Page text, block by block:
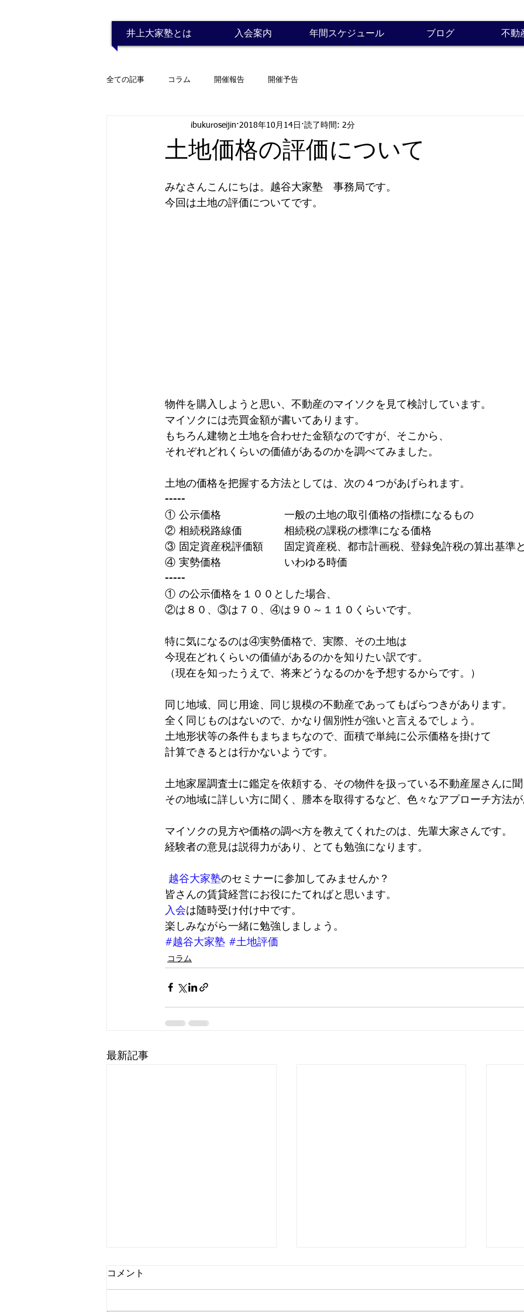
井上大家塾とは 入会案内 年間スケジュール ブログ 不動
全ての記事 コラム 開催報告 開催予告
土地価格の評価について
ibukuroseijin 2018年10月14日 読了時間: 2分
みなさんこんにちは。越谷大家塾　事務局です。
今回は土地の評価についてです。
物件を購入しようと思い、不動産のマイソクを見て検討しています。
マイソクには売買金額が書いてあります。
もちろん建物と土地を合わせた金額なのですが、そこから、
それぞれどれくらいの価値があるのかを調べてみました。
土地の価格を把握する方法としては、次の４つがあげられます。
-----
① 公示価格　　　　　　一般の土地の取引価格の指標になるもの
② 相続税路線価　　　　相続税の課税の標準になる価格
③ 固定資産税評価額　　固定資産税、都市計画税、登録免許税の算出基準
④ 実勢価格　　　　　　いわゆる時価
-----
① の公示価格を１００とした場合、
②は８０、③は７０、④は９０～１１０くらいです。
特に気になるのは④実勢価格で、実際、その土地は
今現在どれくらいの価値があるのかを知りたい訳です。
（現在を知ったうえで、将来どうなるのかを予想するからです。）
同じ地域、同じ用途、同じ規模の不動産であってもばらつきがあります。
全く同じものはないので、かなり個別性が強いと言えるでしょう。
土地形状等の条件もまちまちなので、面積で単純に公示価格を掛けて
計算できるとは行かないようです。
土地家屋調査士に鑑定を依頼する、その物件を扱っている不動産屋さんに聞
その地域に詳しい方に聞く、謄本を取得するなど、色々なアプローチ方法が
マイソクの見方や価格の調べ方を教えてくれたのは、先輩大家さんです。
経験者の意見は説得力があり、とても勉強になります。
越谷大家塾のセミナーに参加してみませんか？
皆さんの賃貸経営にお役にたてればと思います。
入会は随時受け付け中です。
楽しみながら一緒に勉強しましょう。
#越谷大家塾 #土地評価
コラム
最新記事
コメント